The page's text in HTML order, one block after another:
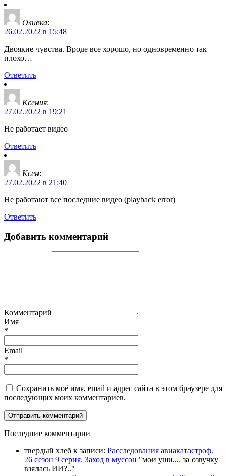
Оливка:
26.02.2022 в 15:48
Двоякие чувства. Вроде все хорошо, но одновременно так
плохо…
Ответить
Ксения:
27.02.2022 в 19:21
Не работает видео
Ответить
Ксен:
27.02.2022 в 21:40
Не работают все последние видео (playback error)
Ответить
Добавить комментарий
Комментарий
Имя
*
Email
*
Сохранить моё имя, email и адрес сайта в этом браузере для
последующих моих комментариев.
Последние комментарии
твердый хлеб к записи: Расследования авиакатастроф.
26 сезон 9 серия. Заход в муссон "мои уши.... за озвучку
взялась ИИ?.."